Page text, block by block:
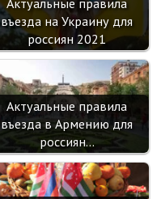
въезда на Украину для
россиян 2021
Актуальные правила
въезда в Армению для
россиян…